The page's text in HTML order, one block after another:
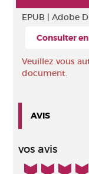
EPUB | Adobe
Consulter
Veuillez vous
document.
AVIS
vos avis
5/5